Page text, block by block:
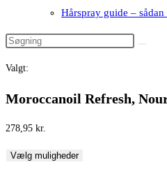
Hårspray guide –
Valgt:
Moroccanoil Refresh,
278,95 kr.
Vælg muligheder